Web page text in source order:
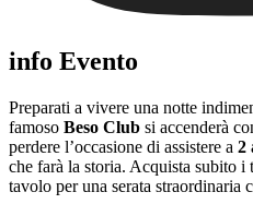
info Evento
Preparati a vivere una notte
famoso Beso Club si accenderà
perdere l’occasione di assistere a 2
che farà la storia. Acquista subito
tavolo per una serata straordinaria